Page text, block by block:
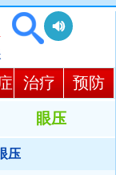
治疗 预防
眼压
压